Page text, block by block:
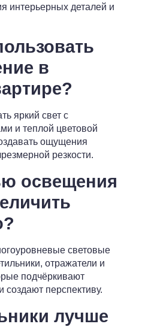
интерьерных деталей и
в
яркий свет с
и теплой цветовой
ощущения
резкости.
освещения
световые
отражатели и
подчёркивают
перспективу.
лучше